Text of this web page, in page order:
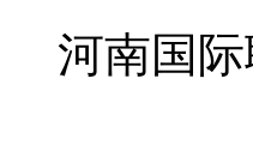
河南国际